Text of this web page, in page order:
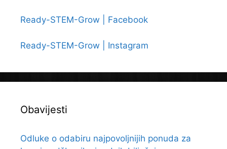
Ready-STEM-Grow | Facebook
Ready-STEM-Grow | Instagram
Obavijesti
Odluke o odabiru najpovoljnijih ponuda za